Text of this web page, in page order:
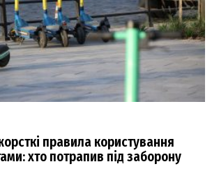
правила користування
хто потрапив під заборону